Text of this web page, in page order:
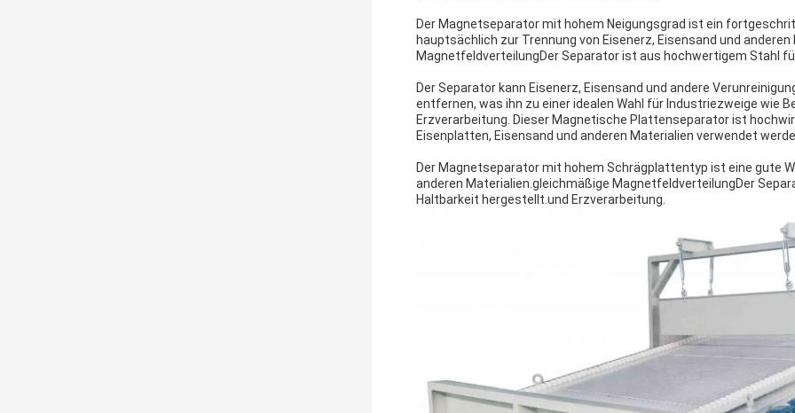
Der Magnetseparator mit hohem Neigungsgrad ist ein
hauptsächlich zur Trennung von Eisenerz, Eisensand und
MagnetfeldverteilungDer Separator ist aus hochwertigem Stahl
Der Separator kann Eisenerz, Eisensand und andere
entfernen, was ihn zu einer idealen Wahl für Industriezweige wie
Erzverarbeitung. Dieser Magnetische Plattenseparator ist
Eisenplatten, Eisensand und anderen Materialien verwendet
Der Magnetseparator mit hohem Schrägplattentyp ist eine gute
anderen Materialien.gleichmäßige MagnetfeldverteilungDer
Haltbarkeit hergestellt.und Erzverarbeitung.